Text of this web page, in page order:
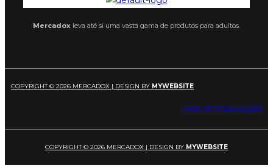
Mercadox leva até si uma vasta gama de produtos para adultos.
COPYRIGHT © 2026 MERCADOX | DESIGN BY MYWEBSITE
LIVRO DE RECLAMAÇÕES
COPYRIGHT © 2026 MERCADOX | DESIGN BY MYWEBSITE